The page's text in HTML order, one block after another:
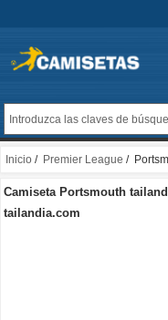
Inicio / Premier League /
Camiseta Portsmouth
tailandia.com